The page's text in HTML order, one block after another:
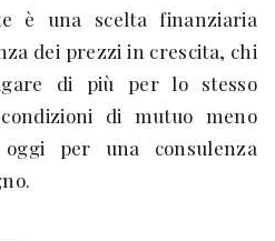
è una scelta finanziaria
dei prezzi in crescita, chi
di più per lo stesso
di mutuo meno
oggi per una consulenza